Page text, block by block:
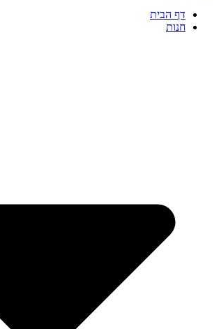
דף הבית
חנות